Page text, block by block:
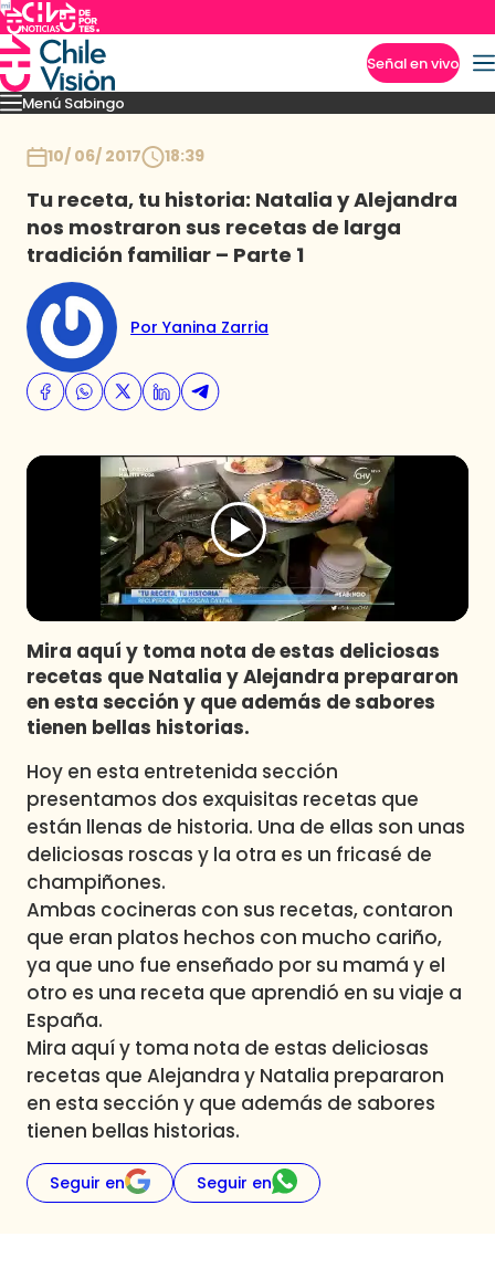
Señal en vivo
Menú Sabingo
HeroicasAmigas en ViajeSecretos de los AndesLos reyes
10/ 06/ 2017 18:39
Tu receta, tu historia: Natalia y Alejandra
nos mostraron sus recetas de larga
tradición familiar – Parte 1
Por Yanina Zarria
Mira aquí y toma nota de estas deliciosas
recetas que Natalia y Alejandra prepararon
en esta sección y que además de sabores
tienen bellas historias.
Hoy en esta entretenida sección
presentamos dos exquisitas recetas que
están llenas de historia. Una de ellas son unas
deliciosas roscas y la otra es un fricasé de
champiñones.
Ambas cocineras con sus recetas, contaron
que eran platos hechos con mucho cariño,
ya que uno fue enseñado por su mamá y el
otro es una receta que aprendió en su viaje a
España.
Mira aquí y toma nota de estas deliciosas
recetas que Alejandra y Natalia prepararon
en esta sección y que además de sabores
tienen bellas historias.
Seguir en Seguir en
Imperdibles
Programas
Club De La Comedia
Contigo en Directo
Plan Perfecto
El Tiempo
Sabingo
Todos Los Programas